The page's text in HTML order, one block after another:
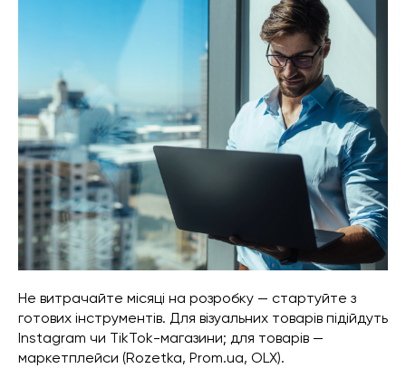
Не витрачайте місяці на розробку — стартуйте з
готових інструментів. Для візуальних товарів підійдуть
Instagram чи TikTok-магазини; для товарів —
маркетплейси (Rozetka, Prom.ua, OLX).